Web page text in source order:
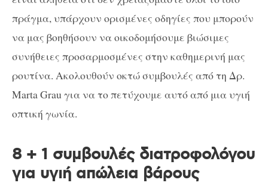
πράγμα, υπάρχουν ορισμένες οδηγίες που μπορούν
να μας βοηθήσουν να οικοδομήσουμε βιώσιμες
συνήθειες προσαρμοσμένες στην καθημερινή μας
ρουτίνα. Ακολουθούν οκτώ συμβουλές από τη Δρ.
Marta Grau για να το πετύχουμε αυτό από μια υγιή
οπτική γωνία.
8 + 1 συμβουλές διατροφολόγου
για υγιή απώλεια βάρους